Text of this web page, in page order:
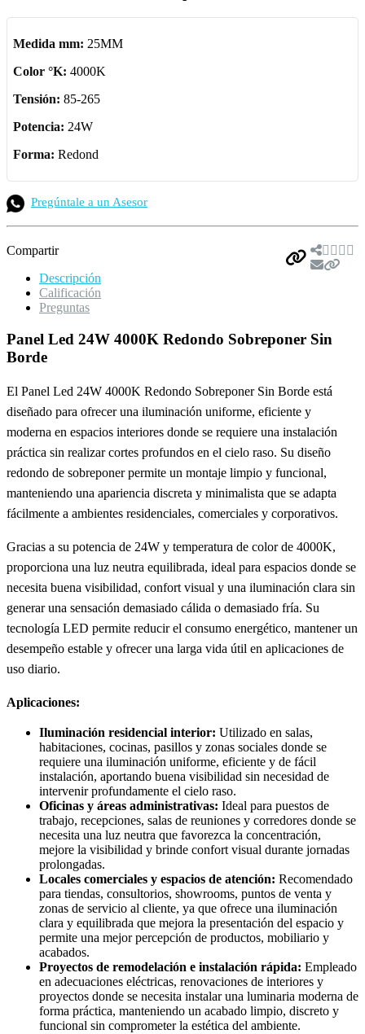
Medida mm: 25MM
Color °K: 4000K
Tensión: 85-265
Potencia: 24W
Forma: Redond
Pregúntale a un Asesor
Compartir
Descripción
Calificación
Preguntas
Panel Led 24W 4000K Redondo Sobreponer Sin
Borde
El Panel Led 24W 4000K Redondo Sobreponer Sin Borde está
diseñado para ofrecer una iluminación uniforme, eficiente y
moderna en espacios interiores donde se requiere una instalación
práctica sin realizar cortes profundos en el cielo raso. Su diseño
redondo de sobreponer permite un montaje limpio y funcional,
manteniendo una apariencia discreta y minimalista que se adapta
fácilmente a ambientes residenciales, comerciales y corporativos.
Gracias a su potencia de 24W y temperatura de color de 4000K,
proporciona una luz neutra equilibrada, ideal para espacios donde se
necesita buena visibilidad, confort visual y una iluminación clara sin
generar una sensación demasiado cálida o demasiado fría. Su
tecnología LED permite reducir el consumo energético, mantener un
desempeño estable y ofrecer una larga vida útil en aplicaciones de
uso diario.
Aplicaciones:
Iluminación residencial interior: Utilizado en salas,
habitaciones, cocinas, pasillos y zonas sociales donde se
requiere una iluminación uniforme, eficiente y de fácil
instalación, aportando buena visibilidad sin necesidad de
intervenir profundamente el cielo raso.
Oficinas y áreas administrativas: Ideal para puestos de
trabajo, recepciones, salas de reuniones y corredores donde se
necesita una luz neutra que favorezca la concentración,
mejore la visibilidad y brinde confort visual durante jornadas
prolongadas.
Locales comerciales y espacios de atención: Recomendado
para tiendas, consultorios, showrooms, puntos de venta y
zonas de servicio al cliente, ya que ofrece una iluminación
clara y equilibrada que mejora la presentación del espacio y
permite una mejor percepción de productos, mobiliario y
acabados.
Proyectos de remodelación e instalación rápida: Empleado
en adecuaciones eléctricas, renovaciones de interiores y
proyectos donde se necesita instalar una luminaria moderna de
forma práctica, manteniendo un acabado limpio, discreto y
funcional sin comprometer la estética del ambiente.